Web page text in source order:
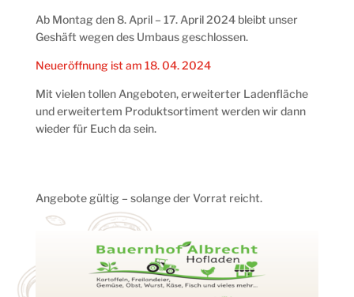
Ab Montag den 8. April – 17. April 2024 bleibt unser
Geshäft wegen des Umbaus geschlossen.
Neueröffnung ist am 18. 04. 2024
Mit vielen tollen Angeboten, erweiterter Ladenfläche
und erweitertem Produktsortiment werden wir dann
wieder für Euch da sein.
Angebote gültig – solange der Vorrat reicht.